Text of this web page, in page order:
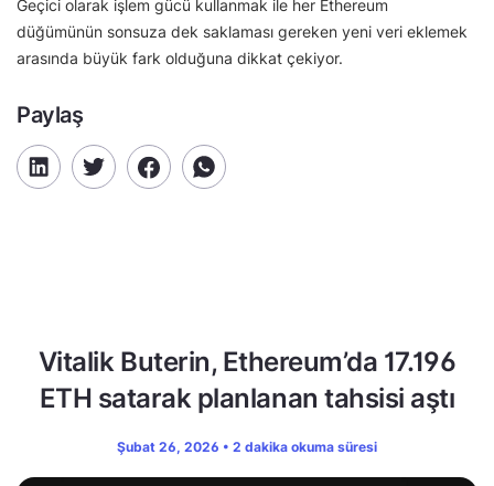
Geçici olarak işlem gücü kullanmak ile her Ethereum
düğümünün sonsuza dek saklaması gereken yeni veri eklemek
arasında büyük fark olduğuna dikkat çekiyor.
Paylaş
Vitalik Buterin, Ethereum’da 17.196
ETH satarak planlanan tahsisi aştı
Şubat 26, 2026 • 2 dakika okuma süresi